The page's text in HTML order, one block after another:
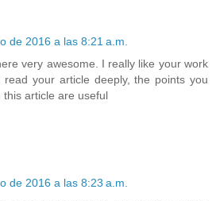
de 2016 a las 8:21 a.m.
very awesome. I really like your work
read your article deeply, the points you
this article are useful
de 2016 a las 8:23 a.m.